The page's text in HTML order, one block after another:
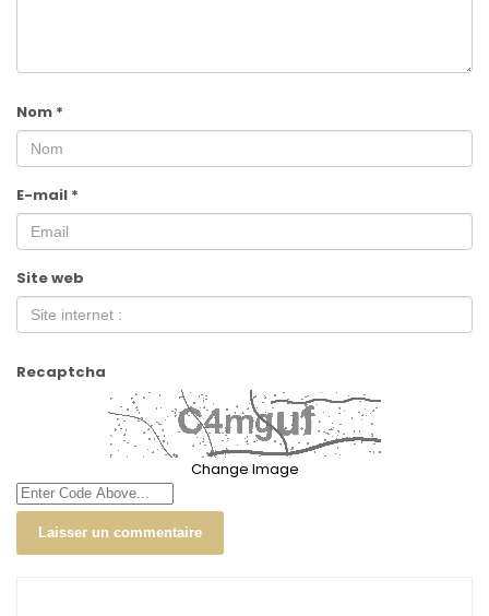
Nom *
E-mail *
Site web
Recaptcha
Change Image